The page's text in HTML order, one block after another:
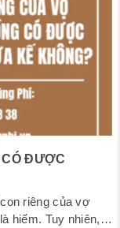
CÓ ĐƯỢC
riêng của vợ
hiếm. Tuy nhiên,